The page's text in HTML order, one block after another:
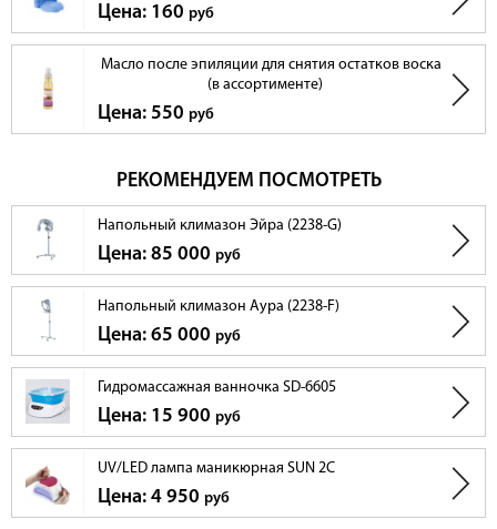
Цена: 160 руб
Масло после эпиляции для снятия остатков воска
(в ассортименте)
Цена: 550 руб
РЕКОМЕНДУЕМ ПОСМОТРЕТЬ
Напольный климазон Эйра (2238-G)
Цена: 85 000 руб
Напольный климазон Аура (2238-F)
Цена: 65 000 руб
Гидромассажная ванночка SD-6605
Цена: 15 900 руб
UV/LED лампа маникюрная SUN 2C
Цена: 4 950 руб